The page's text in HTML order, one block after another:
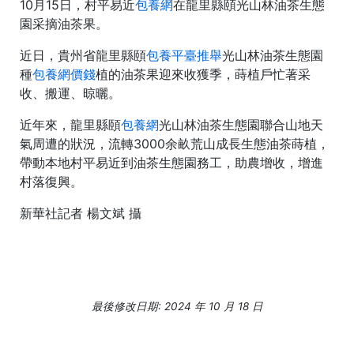
10月15日，村平易近包養網在龍里縣頤光山林油茶生態
園采摘油茶果。
近日，貴州省龍里縣頤包養平臺推舉光山林油茶生態園
種包養網價錢植的油茶果迎來收獲季，蒔植戶忙著采
收、搬運、晾曬。
近年來，龍里縣頤包養網光山林油茶生態園聯合山地天
氣周遭的狀況，流轉3000余畝荒山成長生態油茶蒔植，
帶動本地村平易近到油茶生態園務工，助農增收，增進
村落復興。
新華社記者 楊文斌 攝
最後修改日期: 2024 年 10 月 18 日